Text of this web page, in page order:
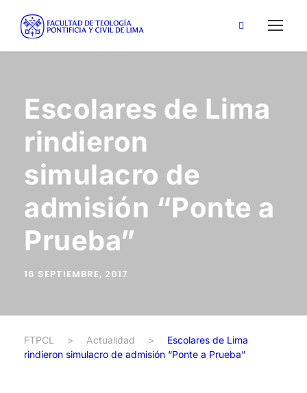
Escolares de Lima
rindieron
simulacro de
admisión “Ponte a
Prueba”
16 SEPTIEMBRE, 2017
FTPCL > Actualidad >
Escolares de Lima
rindieron simulacro de admisión “Ponte a Prueba”